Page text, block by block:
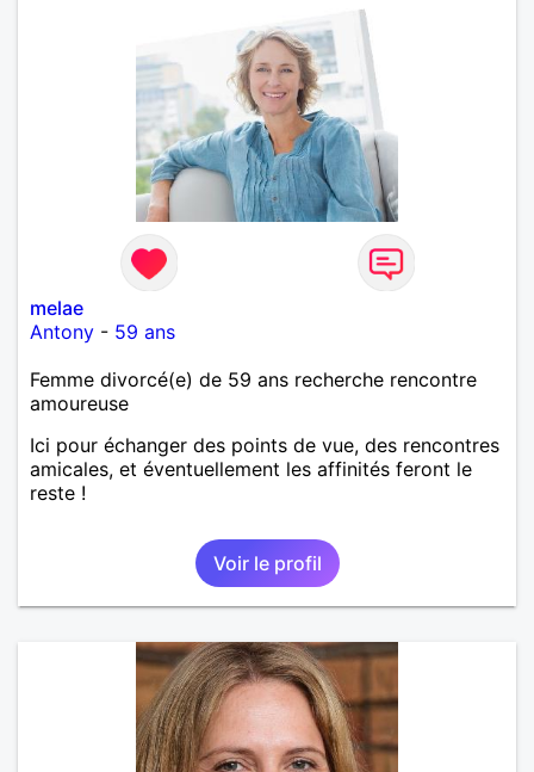
melae
Antony - 59 ans
Femme divorcé(e) de 59 ans recherche rencontre
amoureuse
Ici pour échanger des points de vue, des rencontres
amicales, et éventuellement les affinités feront le
reste !
Voir le profil